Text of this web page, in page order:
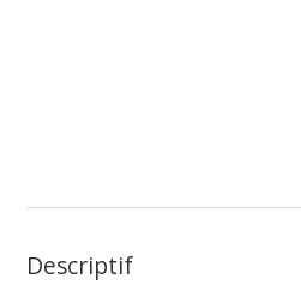
Descriptif